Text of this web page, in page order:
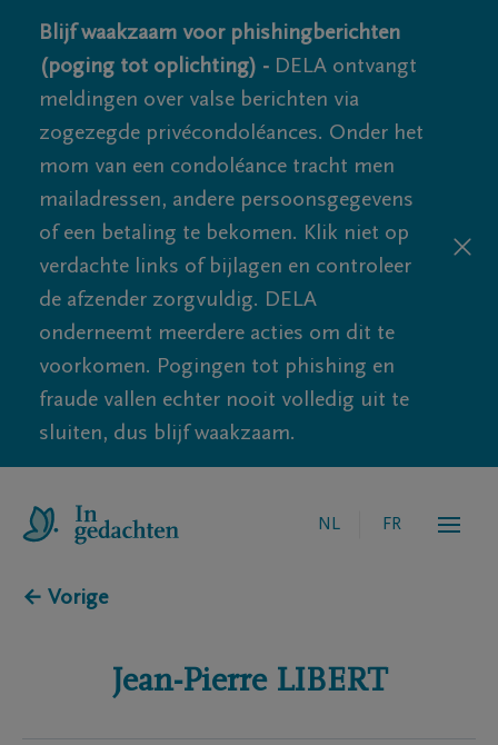
Blijf waakzaam voor phishingberichten
(poging tot oplichting) - DELA ontvangt
meldingen over valse berichten via
zogezegde privécondoléances. Onder het
mom van een condoléance tracht men
mailadressen, andere persoonsgegevens
of een betaling te bekomen. Klik niet op
verdachte links of bijlagen en controleer
de afzender zorgvuldig. DELA
onderneemt meerdere acties om dit te
voorkomen. Pogingen tot phishing en
fraude vallen echter nooit volledig uit te
sluiten, dus blijf waakzaam.
NL FR
← Vorige
Jean-Pierre LIBERT